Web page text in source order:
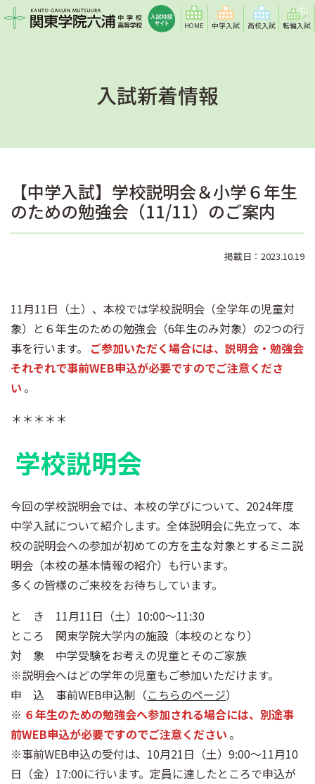
HOME 中学入試 高校入試 転編入試
入試新着情報
【中学入試】学校説明会＆小学６年生
のための勉強会（11/11）のご案内
掲載日：2023.10.19
11月11日（土）、本校では学校説明会（全学年の児童対
象）と６年生のための勉強会（6年生のみ対象）の2つの行
事を行います。
ご参加いただく場合には、説明会・勉強会
それぞれで事前WEB申込が必要ですのでご注意くださ
い 。
＊＊＊＊＊
学校説明会
今回の学校説明会では、本校の学びについて、2024年度
中学入試について紹介します。全体説明会に先立って、本
校の説明会への参加が初めての方を主な対象とするミニ説
明会（本校の基本情報の紹介）も行います。
多くの皆様のご来校をお待ちしています。
と き 11月11日（土）10:00～11:30
ところ 関東学院大学内の施設（本校のとなり）
対 象 中学受験をお考えの児童とそのご家族
※説明会へはどの学年の児童もご参加いただけます。
申 込 事前WEB申込制（こちらのページ）
※ ６年生のための勉強会へ参加される場合には、別途事
前WEB申込が必要ですのでご注意ください 。
※事前WEB申込の受付は、10月21日（土）9:00～11月10
日（金）17:00に行います。定員に達したところで申込が